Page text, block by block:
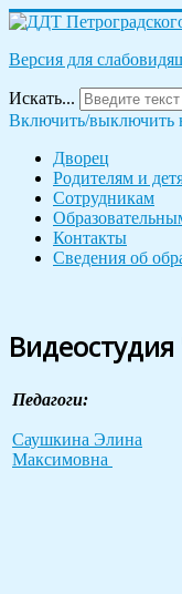
Версия для
Искать...
Включить/выключить
Дворец
Родителям и
Сотрудникам
Контакты
Сведения об
Педагоги:
Саушкина Элина
Максимовна